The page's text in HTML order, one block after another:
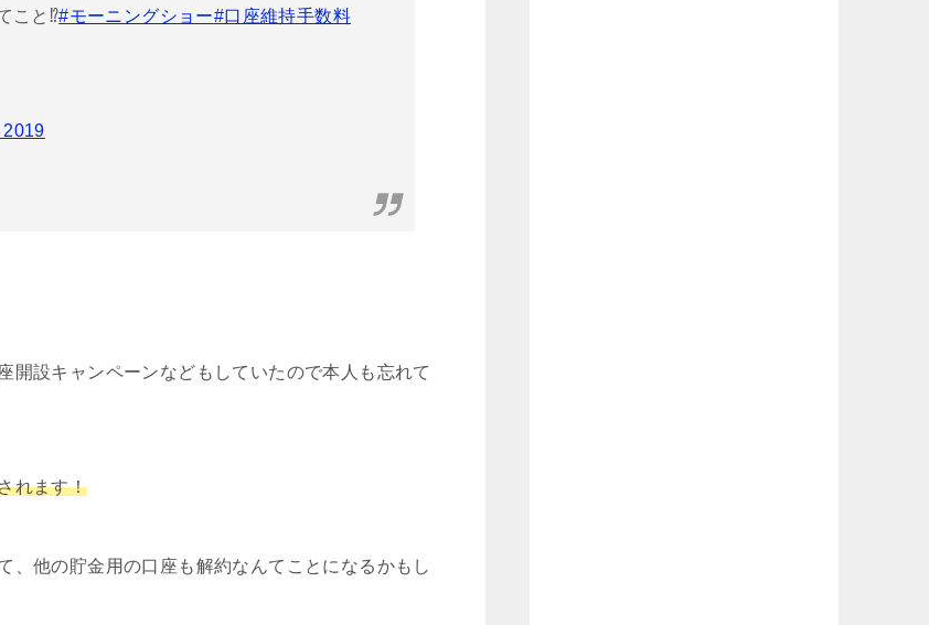
こと⁉️#モーニングショー#口座維持手数料
2019
開設キャンペーンなどもしていたので本人も忘れて
れます！
、他の貯金用の口座も解約なんてことになるかもし